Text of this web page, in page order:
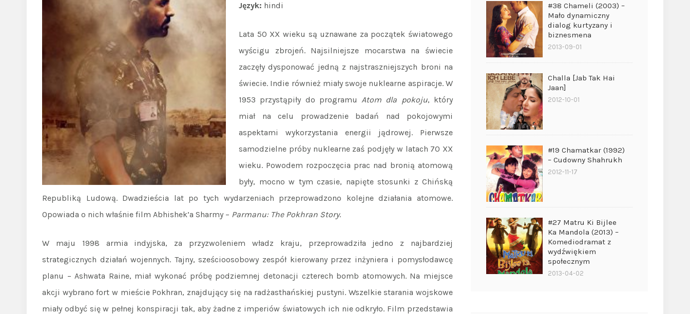
Język: hindi
Lata 50 XX wieku są uznawane za początek światowego
wyścigu zbrojeń. Najsilniejsze mocarstwa na świecie
zaczęły dysponować jedną z najstraszniejszych broni na
świecie. Indie również miały swoje nuklearne aspiracje. W
1953 przystąpiły do programuAtom dla pokoju, który
miał na celu prowadzenie badań nad pokojowymi
aspektami wykorzystania energii jądrowej. Pierwsze
samodzielne próby nuklearne zaś podjęły w latach 70 XX
wieku. Powodem rozpoczęcia prac nad bronią atomową
były, mocno w tym czasie, napięte stosunki z Chińską
Republiką Ludową. Dwadzieścia lat po tych wydarzeniach przeprowadzono kolejne działania atomowe.
Opowiada o nich właśnie film Abhishek’a Sharmy – Parmanu: The Pokhran Story.
W maju 1998 armia indyjska, za przyzwoleniem władz kraju, przeprowadziła jedno z najbardziej
strategicznych działań wojennych. Tajny, sześcioosobowy zespół kierowany przez inżyniera i pomysłodawcę
planu – Ashwata Raine, miał wykonać próbę podziemnej detonacji czterech bomb atomowych. Na miejsce
akcji wybrano fort w mieście Pokhran, znajdujący się na radżasthańskiej pustyni. Wszelkie starania wojskowe
miały odbyć się w pełnej konspiracji tak, aby żadne z imperiów światowych ich nie odkryło. Film przedstawia
#38 Chameli (2003) –
Mało dynamiczny
dialog kurtyzany i
biznesmena
2013-09-01
Challa [Jab Tak Hai
Jaan]
2012-10-01
#19 Chamatkar (1992)
– Cudowny Shahrukh
2012-11-17
#27 Matru Ki Bijlee
Ka Mandola (2013) –
Komediodramat z
wydźwiękiem
społecznym
2013-04-02